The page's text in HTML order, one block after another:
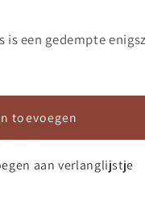
is een gedempte
toevoegen
aan verlanglijstje